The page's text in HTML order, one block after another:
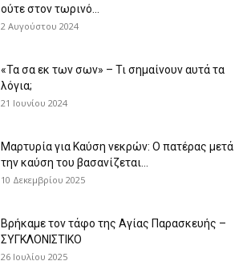
ούτε στον τωρινό...
2 Αυγούστου 2024
«Τα σα εκ των σων» – Τι σημαίνουν αυτά τα
λόγια;
21 Ιουνίου 2024
Μαρτυρία για Καύση νεκρών: Ο πατέρας μετά
την καύση του βασανίζεται...
10 Δεκεμβρίου 2025
Βρήκαμε τον τάφο της Αγίας Παρασκευής –
ΣΥΓΚΛΟΝΙΣΤΙΚΟ
26 Ιουλίου 2025